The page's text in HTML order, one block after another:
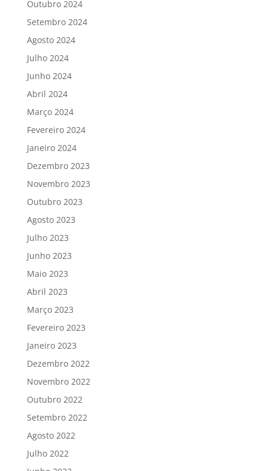
Outubro 2024
Setembro 2024
Agosto 2024
Julho 2024
Junho 2024
Abril 2024
Março 2024
Fevereiro 2024
Janeiro 2024
Dezembro 2023
Novembro 2023
Outubro 2023
Agosto 2023
Julho 2023
Junho 2023
Maio 2023
Abril 2023
Março 2023
Fevereiro 2023
Janeiro 2023
Dezembro 2022
Novembro 2022
Outubro 2022
Setembro 2022
Agosto 2022
Julho 2022